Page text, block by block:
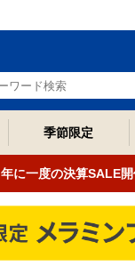
季節限定
年に一度の決算SALE